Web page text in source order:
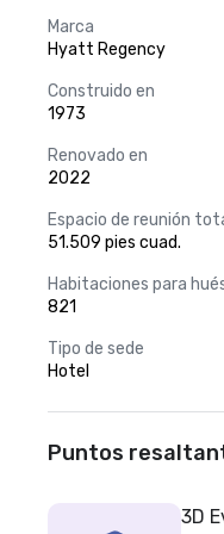
Marca
Hyatt Regency
Construido en
1973
Renovado en
2022
Espacio de reunión
51.509 pies cuad.
Habitaciones para
821
Tipo de sede
Hotel
Puntos
3D